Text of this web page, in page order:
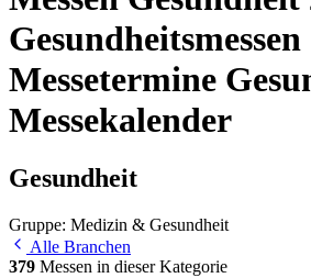
Gesundheitsmessen
Messetermine
Messekalender
Gesundheit
Gruppe: Medizin & Gesundheit
Alle Branchen
379 Messen in dieser Kategorie